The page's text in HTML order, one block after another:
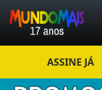
ASSINE JÁ